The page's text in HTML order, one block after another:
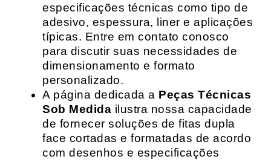
especificações técnicas como tipo de
adesivo, espessura, liner e aplicações
típicas. Entre em contato conosco
para discutir suas necessidades de
dimensionamento e formato
personalizado.
A página dedicada a Peças Técnicas
Sob Medida ilustra nossa capacidade
de fornecer soluções de fitas dupla
face cortadas e formatadas de acordo
com desenhos e especificações